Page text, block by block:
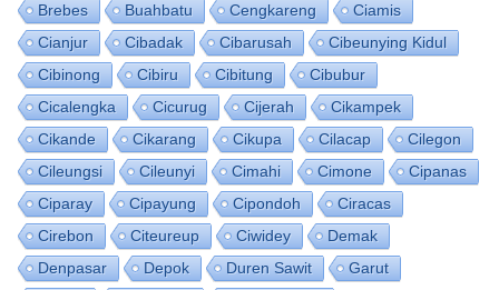
Brebes
Buahbatu Cengkareng
Ciamis
Cianjur
Cibadak Cibarusah
Cibeunying Kidul
Cibinong
Cibiru Cibitung
Cibubur
Cicalengka
Cicurug Cijerah
Cikampek
Cikande
Cikarang Cikupa Cilacap
Cilegon
Cileungsi
Cileunyi Cimahi Cimone
Cipanas
Ciparay
Cipayung Cipondoh
Ciracas
Cirebon
Citeureup Ciwidey
Demak
Denpasar
Depok Duren Sawit
Garut